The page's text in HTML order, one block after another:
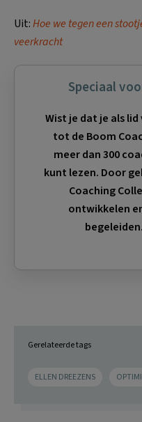
Uit:Hoe we tegen een
veerkracht
Speciaal
Wist je dat je als lid
tot de Boom
meer dan 300
kunt lezen. Door
Coaching
ontwikkelen
Gerelateerde tags
ELLEN DREEZENS